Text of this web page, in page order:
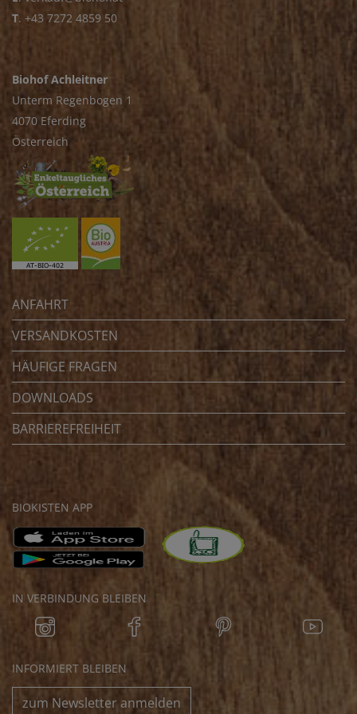
T. +43 7272 4859 50
Biohof Achleitner
Unterm Regenbogen 1
4070 Eferding
Österreich
ANFAHRT
VERSANDKOSTEN
HÄUFIGE FRAGEN
DOWNLOADS
BARRIEREFREIHEIT
BIOKISTEN APP
IN VERBINDUNG BLEIBEN
INFORMIERT BLEIBEN
zum Newsletter anmelden